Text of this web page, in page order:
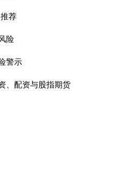
荐
险
警示
、配资与股指期货